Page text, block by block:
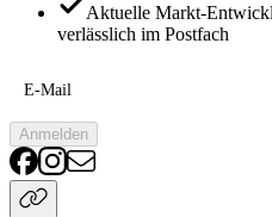
Aktuelle Markt-
verlässlich im Postfach
E-Mail
Anmelden